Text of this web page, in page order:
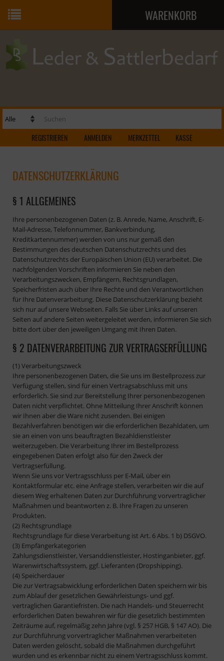
WARENKORB
REGISTRIEREN ANMELDEN MERKZETTEL KASSE
DATENSCHUTZERKLÄRUNG
§ 1 ALLGEMEINES
Ihre personenbezogenen Daten (z. B. Anrede, Name, Anschrift, E-
Mail-Adresse, Telefonnummer, Bankverbindung,
Kreditkartennummer) werden von uns nur gemäß den
Bestimmungen des deutschen Datenschutzrechts und des
Datenschutzrechts der Europäischen Union (EU) verarbeitet. Die
nachfolgenden Vorschriften informieren Sie neben den
Verarbeitungszwecken, Empfängern, Rechtsgrundlagen,
Speicherfristen auch über Ihre Rechte und den Verantwortlichen
für Ihre Datenverarbeitung. Diese Datenschutzerklärung bezieht
sich nur auf unsere Webseiten. Falls Sie über Links auf unseren
Seiten auf andere Seiten weitergeleitet werden, informieren Sie sich
bitte dort über den jeweiligen Umgang mit Ihren Daten.
§ 2 DATENVERARBEITUNG ZUR VERTRAGSERFÜLLUNG
(1) Verarbeitungszweck
Ihre personenbezogenen Daten, die Sie uns im Bestellprozess zur
Verfügung stellen, sind für einen Vertragsabschluss mit uns
erforderlich. Sie sind zur Bereitstellung Ihrer personenbezogenen
Daten nicht verpflichtet. Ohne Mitteilung Ihrer Anschrift können
wir Ihnen aber die Ware nicht zusenden. Bei einigen
Bezahlverfahren benötigen wir die erforderlichen Bezahldaten, um
sie an einen von uns beauftragten Bezahldienstleister
weiterzugeben. Die Verarbeitung Ihrer im Bestellprozess
eingegebenen Daten erfolgt also für den Zweck der
Vertragserfüllung.
Wenn Sie uns vor Vertragsschluss per E-Mail, über ein
Kontaktformular etc. eine Anfrage stellen, verarbeiten wir die auf
diesem Weg erhaltenen Daten zur Durchführung vorvertraglicher
Maßnahmen und beantworten z. B. Ihre Fragen zu unseren
Produkten.
(2) Rechtsgrundlage
Rechtsgrundlage für diese Verarbeitung ist Art. 6 Abs. 1 b) DSGVO.
(3) Empfängerkategorien
Zahlungsdienstleister, Versanddienstleister, Hostinganbieter, ggf.
Warenwirtschaftssystem, ggf. Lieferanten (Dropshipping).
(4) Speicherdauer
Die zur Vertragsabwicklung erforderlichen Daten speichern wir bis
zum Ablauf der gesetzlichen Gewährleistungs- und ggf.
vertraglichen Garantiefristen. Die nach Handels- und Steuerrecht
erforderlichen Daten bewahren wir für die gesetzlich bestimmten
Zeiträume auf, regelmäßig zehn Jahre (vgl. § 257 HGB, § 147 AO). Die
zur Durchführung vorvertraglicher Maßnahmen verarbeiteten
Daten werden gelöscht, sobald die Maßnahmen durchgeführt
wurden und es erkennbar nicht zu einem Vertragsschluss kommt.